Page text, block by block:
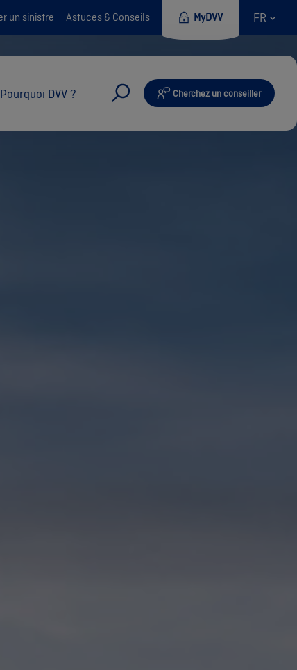
un sinistre Astuces & Conseils MyDVV FR
Pourquoi DVV ? Cherchez un conseiller